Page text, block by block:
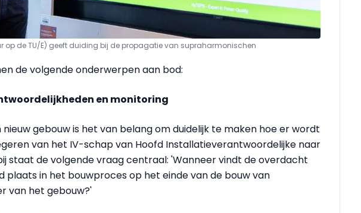
op de TU/E) geeft duiding bij de propagatie van supraharmonischen
de volgende onderwerpen aan bod:
en monitoring
nieuw gebouw is het van belang om duidelijk te maken hoe er wordt
van het IV-schap van Hoofd Installatieverantwoordelijke naar
staat de volgende vraag centraal: 'Wanneer vindt de overdacht
plaats in het bouwproces op het einde van de bouw van
van het gebouw?'